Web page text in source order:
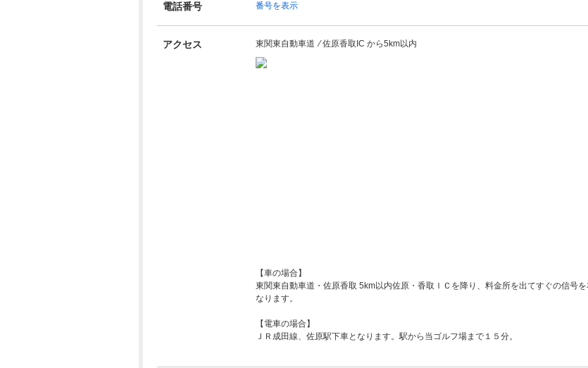
電話番号 番号を表示
アクセス 東関東自動車道 ⁄ 佐原香取IC から5km以内
【車の場合】
東関東自動車道・佐原香取 5km以内佐原・香取ＩＣを降り、料金所を出てすぐの信号
なります。
【電車の場合】
ＪＲ成田線、佐原駅下車となります。駅から当ゴルフ場まで１５分。